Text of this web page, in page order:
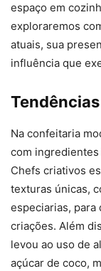
espaço em
exploraremos
atuais, sua
influência que
Na confeitaria
com
Chefs criativos
texturas únicas,
especiarias, para
criações. Além
levou ao uso de
açúcar de coco,